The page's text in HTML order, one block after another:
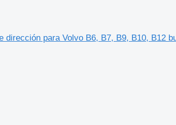
para Volvo B6, B7, B9, B10, B12